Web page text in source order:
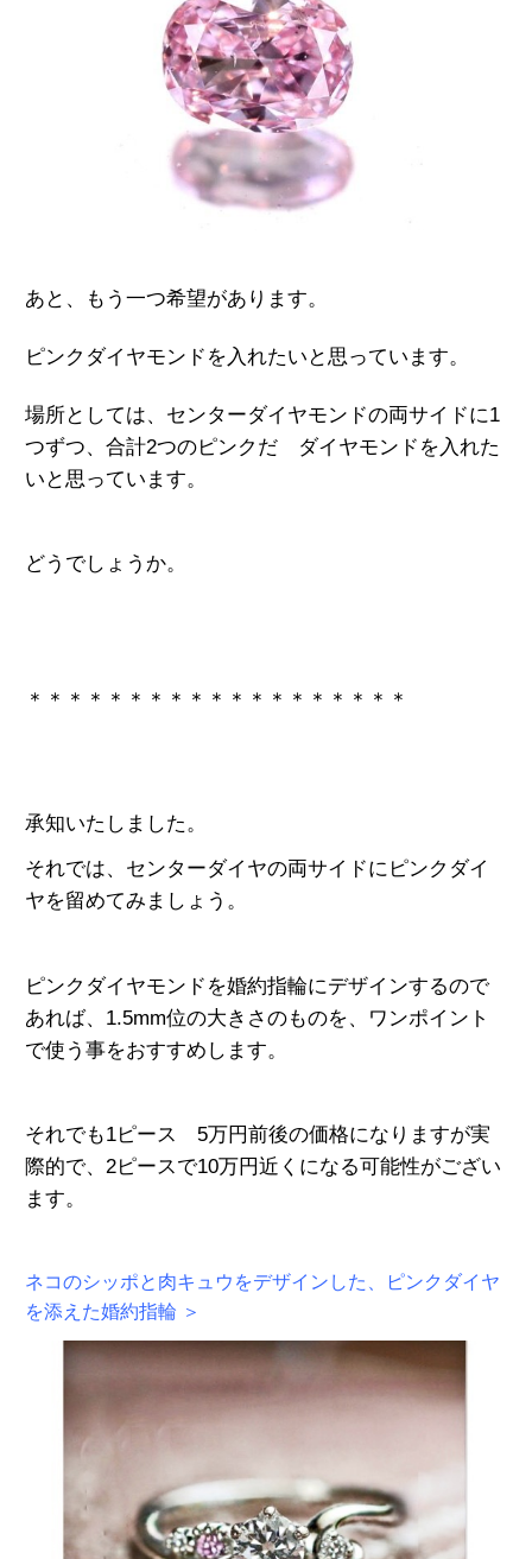
あと、もう一つ希望があります。
ピンクダイヤモンドを入れたいと思っています。
場所としては、センターダイヤモンドの両サイドに1
つずつ、合計2つのピンクだ ダイヤモンドを入れた
いと思っています。
どうでしょうか。
＊＊＊＊＊＊＊＊＊＊＊＊＊＊＊＊＊＊＊
承知いたしました。
それでは、センターダイヤの両サイドにピンクダイ
ヤを留めてみましょう。
ピンクダイヤモンドを婚約指輪にデザインするので
あれば、1.5mm位の大きさのものを、ワンポイント
で使う事をおすすめします。
それでも1ピース 5万円前後の価格になりますが実
際的で、2ピースで10万円近くになる可能性がござい
ます。
ネコのシッポと肉キュウをデザインした、ピンクダイヤ
を添えた婚約指輪 ＞